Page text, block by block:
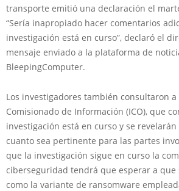
transporte emitió una declaración el
“Sería inapropiado hacer comentarios
investigación está en curso”, declaró el
mensaje enviado a la plataforma de
BleepingComputer.
Los investigadores también consultaron
Comisionado de Información (ICO), que
investigación está en curso y se
cuanto sea pertinente para las partes
que la investigación sigue en curso la
ciberseguridad tendrá que esperar a que
como la variante de ransomware